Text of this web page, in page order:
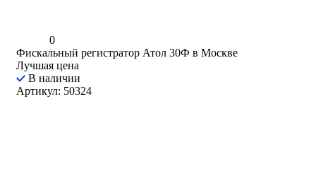
0
Фискальный регистратор Атол 30Ф в Москве
Лучшая цена
В наличии
Артикул: 50324